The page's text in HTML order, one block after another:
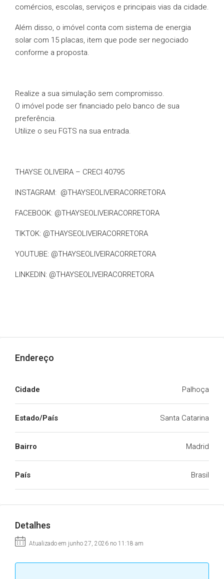
comércios, escolas, serviços e principais vias da cidade.
Além disso, o imóvel conta com sistema de energia
solar com 15 placas, item que pode ser negociado
conforme a proposta.
Realize a sua simulação sem compromisso.
O imóvel pode ser financiado pelo banco de sua
preferência.
Utilize o seu FGTS na sua entrada.
THAYSE OLIVEIRA – CRECI 40795
INSTAGRAM: @THAYSEOLIVEIRACORRETORA
FACEBOOK: @THAYSEOLIVEIRACORRETORA
TIKTOK: @THAYSEOLIVEIRACORRETORA
YOUTUBE: @THAYSEOLIVEIRACORRETORA
LINKEDIN: @THAYSEOLIVEIRACORRETORA
Endereço
Cidade Palhoça
Estado/País Santa Catarina
Bairro Madrid
País Brasil
Detalhes
Atualizado em junho 27, 2026 no 11:18 am